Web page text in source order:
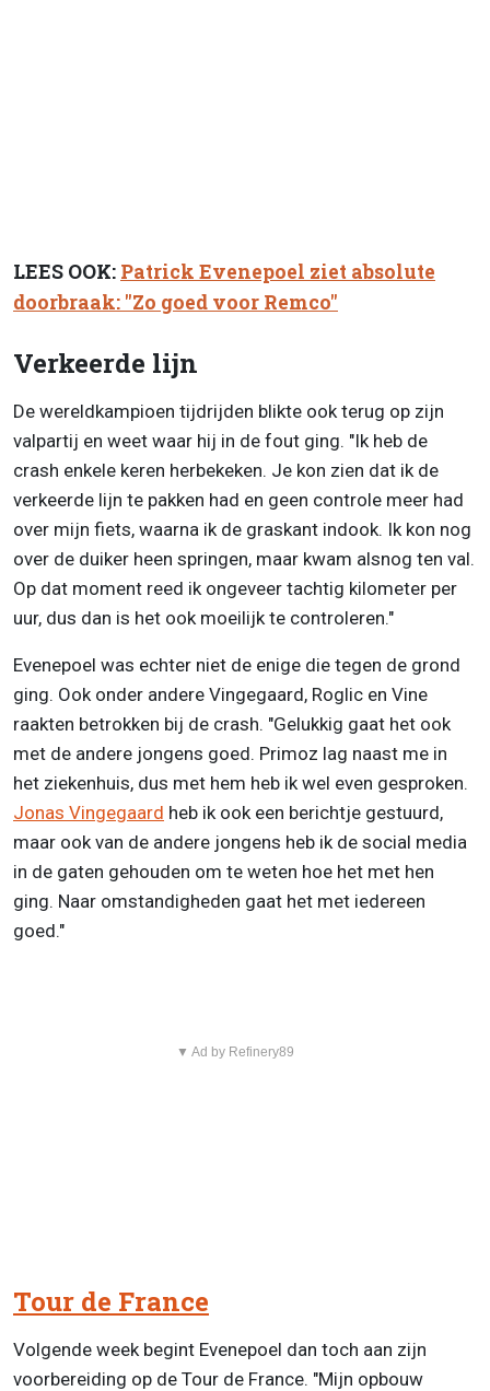
LEES OOK: Patrick Evenepoel ziet absolute
doorbraak: "Zo goed voor Remco"
Verkeerde lijn
De wereldkampioen tijdrijden blikte ook terug op zijn
valpartij en weet waar hij in de fout ging. "Ik heb de
crash enkele keren herbekeken. Je kon zien dat ik de
verkeerde lijn te pakken had en geen controle meer had
over mijn fiets, waarna ik de graskant indook. Ik kon nog
over de duiker heen springen, maar kwam alsnog ten val.
Op dat moment reed ik ongeveer tachtig kilometer per
uur, dus dan is het ook moeilijk te controleren."
Evenepoel was echter niet de enige die tegen de grond
ging. Ook onder andere Vingegaard, Roglic en Vine
raakten betrokken bij de crash. "Gelukkig gaat het ook
met de andere jongens goed. Primoz lag naast me in
het ziekenhuis, dus met hem heb ik wel even gesproken.
Jonas Vingegaard heb ik ook een berichtje gestuurd,
maar ook van de andere jongens heb ik de social media
in de gaten gehouden om te weten hoe het met hen
ging. Naar omstandigheden gaat het met iedereen
goed."
▼ Ad by Refinery89
Tour de France
Volgende week begint Evenepoel dan toch aan zijn
voorbereiding op de Tour de France. "Mijn opbouw